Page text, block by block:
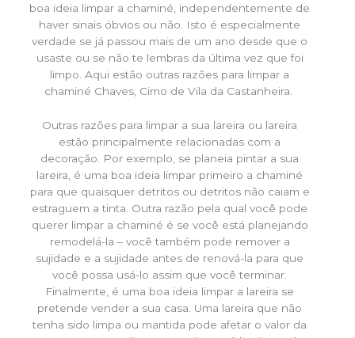
boa ideia limpar a chaminé, independentemente de
haver sinais óbvios ou não. Isto é especialmente
verdade se já passou mais de um ano desde que o
usaste ou se não te lembras da última vez que foi
limpo. Aqui estão outras razões para limpar a
chaminé Chaves, Cimo de Vila da Castanheira.
Outras razões para limpar a sua lareira ou lareira
estão principalmente relacionadas com a
decoração. Por exemplo, se planeia pintar a sua
lareira, é uma boa ideia limpar primeiro a chaminé
para que quaisquer detritos ou detritos não caiam e
estraguem a tinta. Outra razão pela qual você pode
querer limpar a chaminé é se você está planejando
remodelá-la – você também pode remover a
sujidade e a sujidade antes de renová-la para que
você possa usá-lo assim que você terminar.
Finalmente, é uma boa ideia limpar a lareira se
pretende vender a sua casa. Uma lareira que não
tenha sido limpa ou mantida pode afetar o valor da